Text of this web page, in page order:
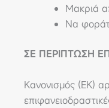
Μακριά
Να
ΣΕ ΠΕΡΙΠΤΩΣΗ
Κανονισμός (ΕΚ)